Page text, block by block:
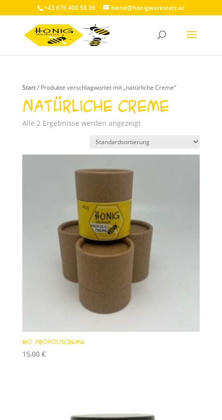
+43 676 400 58 36 biene@honigwerkstatt.at
Start/ Produkte verschlagwortet mit „natürliche Creme“
natürliche Creme
Alle 2 Ergebnisse werden angezeigt
Bio Propoliscreme
15,00 €